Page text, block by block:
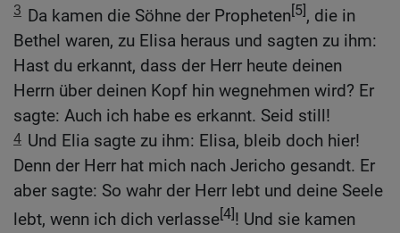
3 Da kamen die Söhne der Propheten[5], die in
Bethel waren, zu Elisa heraus und sagten zu ihm:
Hast du erkannt, dass der Herr heute deinen
Herrn über deinen Kopf hin wegnehmen wird? Er
sagte: Auch ich habe es erkannt. Seid still!
4 Und Elia sagte zu ihm: Elisa, bleib doch hier!
Denn der Herr hat mich nach Jericho gesandt. Er
aber sagte: So wahr der Herr lebt und deine Seele
lebt, wenn ich dich verlasse[4]! Und sie kamen